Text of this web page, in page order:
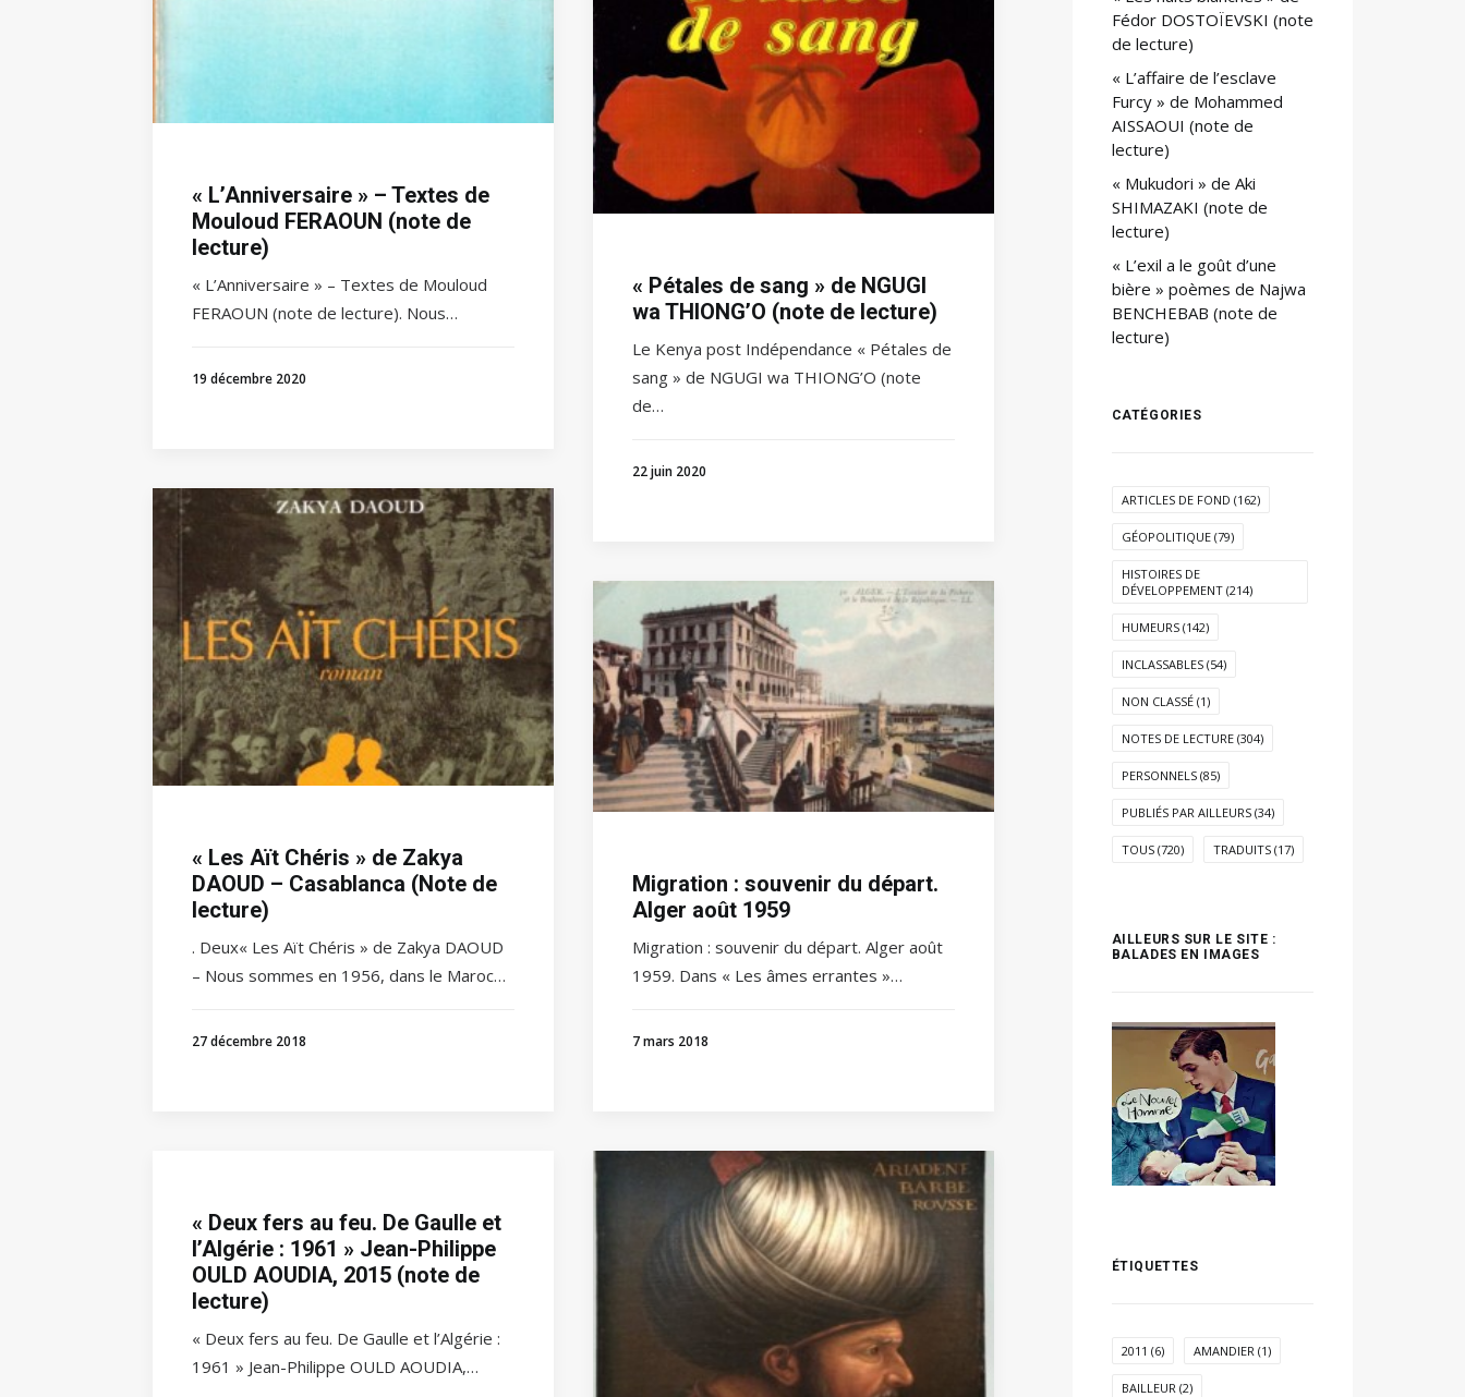
« L’Anniversaire » – Textes de
Mouloud FERAOUN (note de
lecture)
« L’Anniversaire » – Textes de Mouloud
FERAOUN (note de lecture). Nous…
19 décembre 2020
« Pétales de sang » de NGUGI
wa THIONG’O (note de lecture)
Le Kenya post Indépendance « Pétales de
sang » de NGUGI wa THIONG’O (note
de…
22 juin 2020
« Les Aït Chéris » de Zakya
DAOUD – Casablanca (Note de
lecture)
. Deux« Les Aït Chéris » de Zakya DAOUD
– Nous sommes en 1956, dans le Maroc…
27 décembre 2018
Migration : souvenir du départ.
Alger août 1959
Migration : souvenir du départ. Alger août
1959. Dans « Les âmes errantes »…
7 mars 2018
« Deux fers au feu. De Gaulle et
l’Algérie : 1961 » Jean-Philippe
OULD AOUDIA, 2015 (note de
lecture)
« Deux fers au feu. De Gaulle et l’Algérie :
1961 » Jean-Philippe OULD AOUDIA,…
Fédor DOSTOÏEVSKI (note
de lecture)
« L’affaire de l’esclave
Furcy » de Mohammed
AISSAOUI (note de
lecture)
« Mukudori » de Aki
SHIMAZAKI (note de
lecture)
« L’exil a le goût d’une
bière » poèmes de Najwa
BENCHEBAB (note de
lecture)
CATÉGORIES
ARTICLES DE FOND (162)
GÉOPOLITIQUE(79)
HISTOIRES DE
DÉVELOPPEMENT(214)
HUMEURS(142)
INCLASSABLES(54)
NON CLASSÉ(1)
NOTES DE LECTURE(304)
PERSONNELS(85)
PUBLIÉS PAR AILLEURS(34)
TOUS(720) TRADUITS(17)
AILLEURS SUR LE SITE :
BALADES EN IMAGES
ÉTIQUETTES
2011 (6) AMANDIER(1)
BAILLEUR(2)